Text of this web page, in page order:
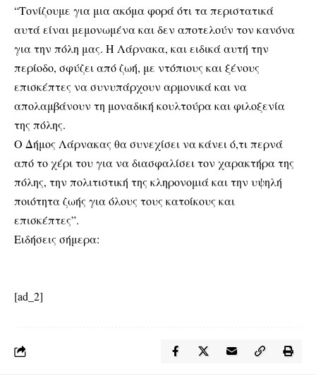
“Τονίζουμε για μια ακόμα φορά ότι τα περιστατικά
αυτά είναι μεμονωμένα και δεν αποτελούν τον κανόνα
για την πόλη μας. Η Λάρνακα, και ειδικά αυτή την
περίοδο, σφύζει από ζωή, με ντόπιους και ξένους
επισκέπτες να συνυπάρχουν αρμονικά και να
απολαμβάνουν τη μοναδική κουλτούρα και φιλοξενία
της πόλης.
Ο Δήμος Λάρνακας θα συνεχίσει να κάνει ό,τι περνά
από το χέρι του για να διασφαλίσει τον χαρακτήρα της
πόλης, την πολιτιστική της κληρονομιά και την υψηλή
ποιότητα ζωής για όλους τους κατοίκους και
επισκέπτες”.
Ειδήσεις σήμερα:
[ad_2]